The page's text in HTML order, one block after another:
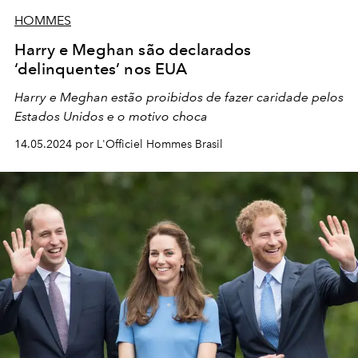
HOMMES
Harry e Meghan são declarados
‘delinquentes’ nos EUA
Harry e Meghan estão proibidos de fazer caridade pelos
Estados Unidos e o motivo choca
14.05.2024 por L'Officiel Hommes Brasil